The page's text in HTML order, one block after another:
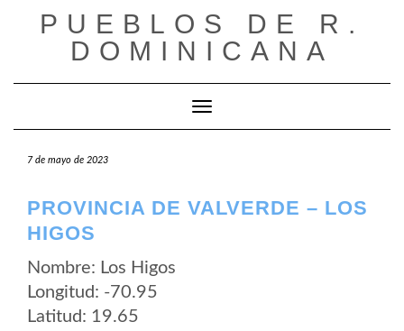
PUEBLOS DE R.
DOMINICANA
Cambiar modo de navegación
7 de mayo de 2023
PROVINCIA DE VALVERDE – LOS
HIGOS
Nombre: Los Higos
Longitud: -70.95
Latitud: 19.65